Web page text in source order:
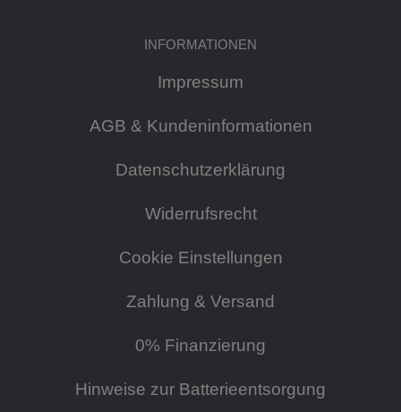
INFORMATIONEN
Impressum
AGB & Kundeninformationen
Datenschutzerklärung
Widerrufsrecht
Cookie Einstellungen
Zahlung & Versand
0% Finanzierung
Hinweise zur Batterieentsorgung